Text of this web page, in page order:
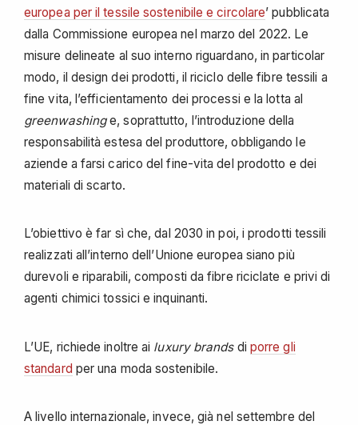
europea per il tessile sostenibile e circolare’ pubblicata
dalla Commissione europea nel marzo del 2022. Le
misure delineate al suo interno riguardano, in particolar
modo, il design dei prodotti, il riciclo delle fibre tessili a
fine vita, l’efficientamento dei processi e la lotta al
greenwashinge, soprattutto, l’introduzione della
responsabilità estesa del produttore, obbligando le
aziende a farsi carico del fine-vita del prodotto e dei
materiali di scarto.
L’obiettivo è far sì che, dal 2030 in poi, i prodotti tessili
realizzati all’interno dell’Unione europea siano più
durevoli e riparabili, composti da fibre riciclate e privi di
agenti chimici tossici e inquinanti.
L’UE, richiede inoltre ai luxury brandsdi porre gli
standard per una moda sostenibile.
A livello internazionale, invece, già nel settembre del